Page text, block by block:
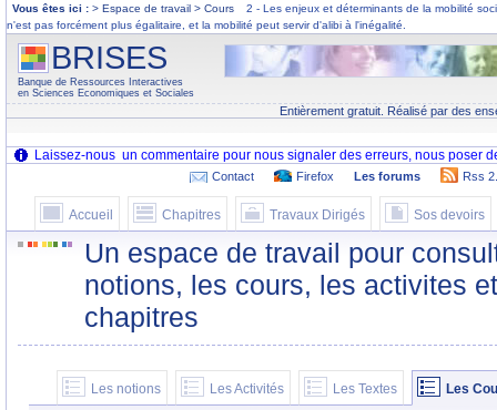
Vous êtes ici : > Espace de travail > Cours
2 - Les enjeux et déterminants de la mobilité
n'est pas forcément plus égalitaire, et la mobilité peut servir d'alibi à l'inégalité.
BRISES
Banque de Ressources Interactives
en Sciences Economiques et Sociales
Entièrement gratuit. Réalisé par des
Contact Firefox Les forums Rss
Accueil Chapitres Travaux Dirigés Sos devoirs
Un espace de travail pour
notions, les cours, les activites
chapitres
Les notions Les Activités Les Textes Les